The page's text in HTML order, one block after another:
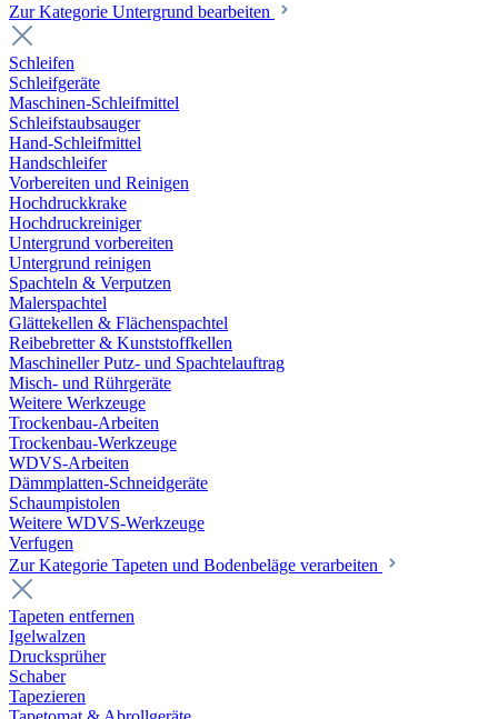
Zur Kategorie Untergrund bearbeiten
Schleifen
Schleifgeräte
Maschinen-Schleifmittel
Schleifstaubsauger
Hand-Schleifmittel
Handschleifer
Vorbereiten und Reinigen
Hochdruckkrake
Hochdruckreiniger
Untergrund vorbereiten
Untergrund reinigen
Spachteln & Verputzen
Malerspachtel
Glättekellen & Flächenspachtel
Reibebretter & Kunststoffkellen
Maschineller Putz- und Spachtelauftrag
Misch- und Rührgeräte
Weitere Werkzeuge
Trockenbau-Arbeiten
Trockenbau-Werkzeuge
WDVS-Arbeiten
Dämmplatten-Schneidgeräte
Schaumpistolen
Weitere WDVS-Werkzeuge
Verfugen
Zur Kategorie Tapeten und Bodenbeläge verarbeiten
Tapeten entfernen
Igelwalzen
Drucksprüher
Schaber
Tapezieren